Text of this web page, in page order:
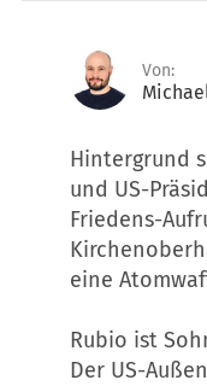
Von:
Hintergrund
und US-
Friedens-
eine
Rubio ist
Der US-